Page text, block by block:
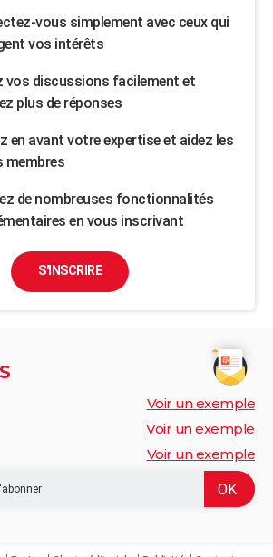
vous simplement avec ceux qui
vos intérêts
vos discussions facilement et
plus de réponses
en avant votre expertise et aidez les
membres
de nombreuses fonctionnalités
en vous inscrivant
S'INSCRIRE
Voir un exemple
Voir un exemple
Voir un exemple